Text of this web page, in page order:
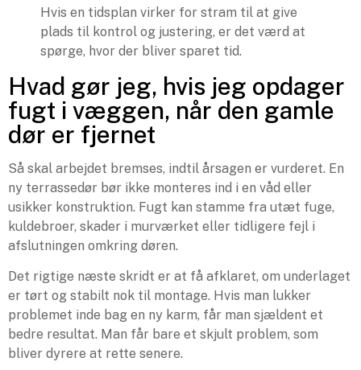
Hvis en tidsplan virker for stram til at give
plads til kontrol og justering, er det værd at
spørge, hvor der bliver sparet tid.
Hvad gør jeg, hvis jeg opdager
fugt i væggen, når den gamle
dør er fjernet
Så skal arbejdet bremses, indtil årsagen er vurderet. En
ny terrassedør bør ikke monteres ind i en våd eller
usikker konstruktion. Fugt kan stamme fra utæt fuge,
kuldebroer, skader i murværket eller tidligere fejl i
afslutningen omkring døren.
Det rigtige næste skridt er at få afklaret, om underlaget
er tørt og stabilt nok til montage. Hvis man lukker
problemet inde bag en ny karm, får man sjældent et
bedre resultat. Man får bare et skjult problem, som
bliver dyrere at rette senere.